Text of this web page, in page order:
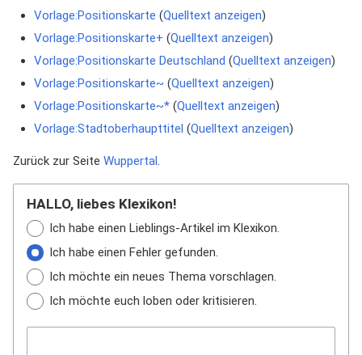
Vorlage:Positionskarte (Quelltext anzeigen)
Vorlage:Positionskarte+ (Quelltext anzeigen)
Vorlage:Positionskarte Deutschland (Quelltext anzeigen)
Vorlage:Positionskarte~ (Quelltext anzeigen)
Vorlage:Positionskarte~*(Quelltext anzeigen)
Vorlage:Stadtoberhaupttitel (Quelltext anzeigen)
Zurück zur Seite Wuppertal.
HALLO, liebes Klexikon!
Ich habe einen Lieblings-Artikel im Klexikon.
Ich habe einen Fehler gefunden.
Ich möchte ein neues Thema vorschlagen.
Ich möchte euch loben oder kritisieren.